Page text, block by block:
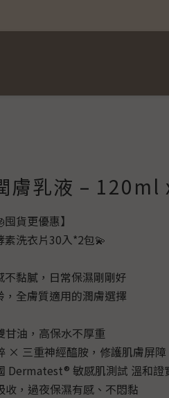
膚乳液 – 120ml
囤貨更優惠】
素洗衣片30入*2包💫
不黏膩，日常保濕剛剛好
，全膚質適用的潤膚選擇
甘油，高保水不厚重
× 三重神經醯胺，修護肌膚屏障
Dermatest® 敏感肌測試 溫和證
收，過夜保濕有感、不悶黏